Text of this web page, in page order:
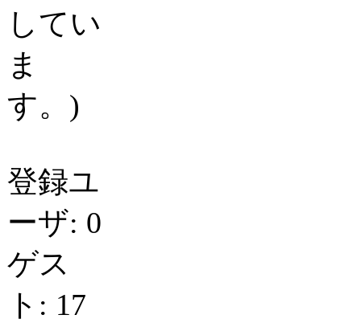
してい
ま
す。)
登録ユ
ーザ: 0
ゲス
ト: 17